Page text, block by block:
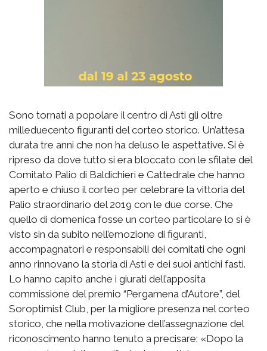
Sono tornati a popolare il centro di Asti gli oltre
milleduecento figuranti del corteo storico. Un’attesa
durata tre anni che non ha deluso le aspettative. Si è
ripreso da dove tutto si era bloccato con le sfilate del
Comitato Palio di Baldichieri e Cattedrale che hanno
aperto e chiuso il corteo per celebrare la vittoria del
Palio straordinario del 2019 con le due corse. Che
quello di domenica fosse un corteo particolare lo si è
visto sin da subito nell’emozione di figuranti,
accompagnatori e responsabili dei comitati che ogni
anno rinnovano la storia di Asti e dei suoi antichi fasti.
Lo hanno capito anche i giurati dell’apposita
commissione del premio “Pergamena d’Autore”, del
Soroptimist Club, per la migliore presenza nel corteo
storico, che nella motivazione dell’assegnazione del
riconoscimento hanno tenuto a precisare: «Dopo la